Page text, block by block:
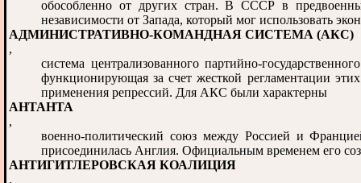
обособленно от других стран. В СССР в
независимости от Запада, который мог использовать
АДМИНИСТРАТИВНО-КОМАНДНАЯ СИСТЕМА (АКС)
,
система централизованного партийно-
функционирующая за счет жесткой регламентации
применения репрессий. Для АКС были характерны
АНТАНТА
,
военно-политический союз между Россией и
присоединилась Англия. Официальным временем его
АНТИГИТЛЕРОВСКАЯ КОАЛИЦИЯ
,